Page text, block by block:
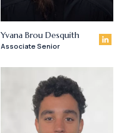
Yvana Brou Desquith
Associate Senior